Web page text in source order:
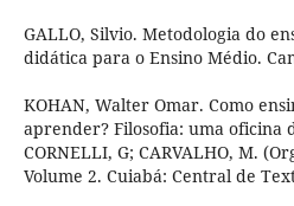
GALLO, Silvio. Metodologia do
didática para o Ensino Médio.
KOHAN, Walter Omar. Como
aprender? Filosofia: uma oficina
CORNELLI, G; CARVALHO, M.
Volume 2. Cuiabá: Central de